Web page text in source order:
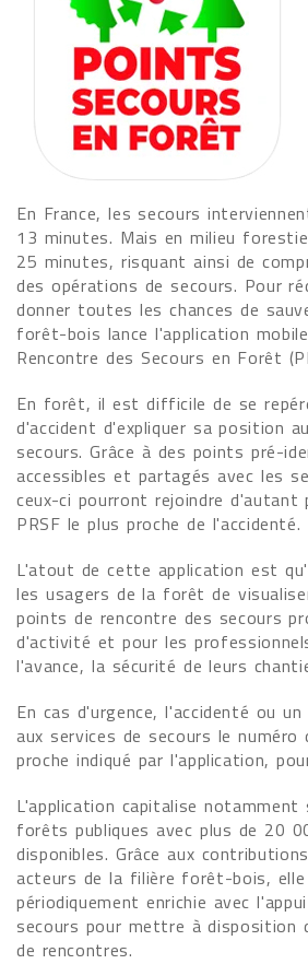
En France, les secours
13 minutes. Mais en milieu
25 minutes, risquant ainsi de
des opérations de secours. Pour
donner toutes les chances de
forêt-bois lance l'application
Rencontre des Secours en Forêt
En forêt, il est difficile de se
d'accident d'expliquer sa position
secours. Grâce à des points pré-
accessibles et partagés avec les
ceux-ci pourront rejoindre d'autant
PRSF le plus proche de l'accidenté.
L'atout de cette application est
les usagers de la forêt de
points de rencontre des secours
d'activité et pour les
l'avance, la sécurité de leurs
En cas d'urgence, l'accidenté ou
aux services de secours le
proche indiqué par l'application,
L'application capitalise notamment
forêts publiques avec plus de 20
disponibles. Grâce aux
acteurs de la filière forêt-bois, elle
périodiquement enrichie avec
secours pour mettre à disposition
de rencontres.